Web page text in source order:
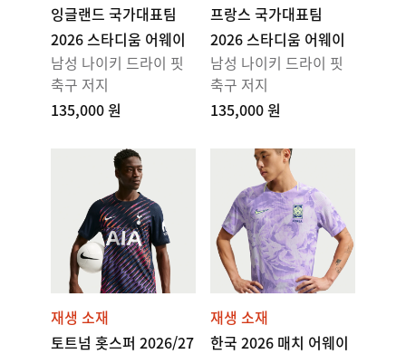
잉글랜드 국가대표팀
2026 스타디움 어웨이
남성 나이키 드라이 핏
축구 저지
135,000 원
프랑스 국가대표팀
2026 스타디움 어웨이
남성 나이키 드라이 핏
축구 저지
135,000 원
재생 소재
토트넘 홋스퍼 2026/27
재생 소재
한국 2026 매치 어웨이